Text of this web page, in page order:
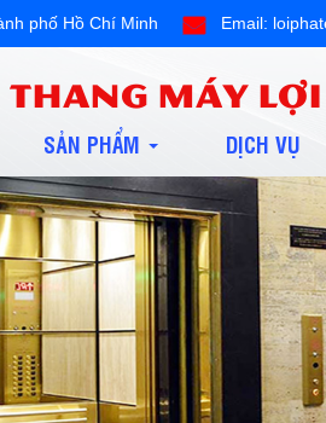
phố Hồ Chí Minh Email:
MÁY
SẢN PHẨM DỊCH VỤ